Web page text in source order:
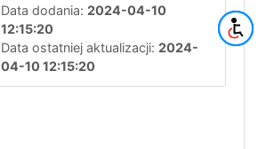
Data dodania: 2024-04-10
12:15:20
Data ostatniej aktualizacji: 2024-
04-10 12:15:20